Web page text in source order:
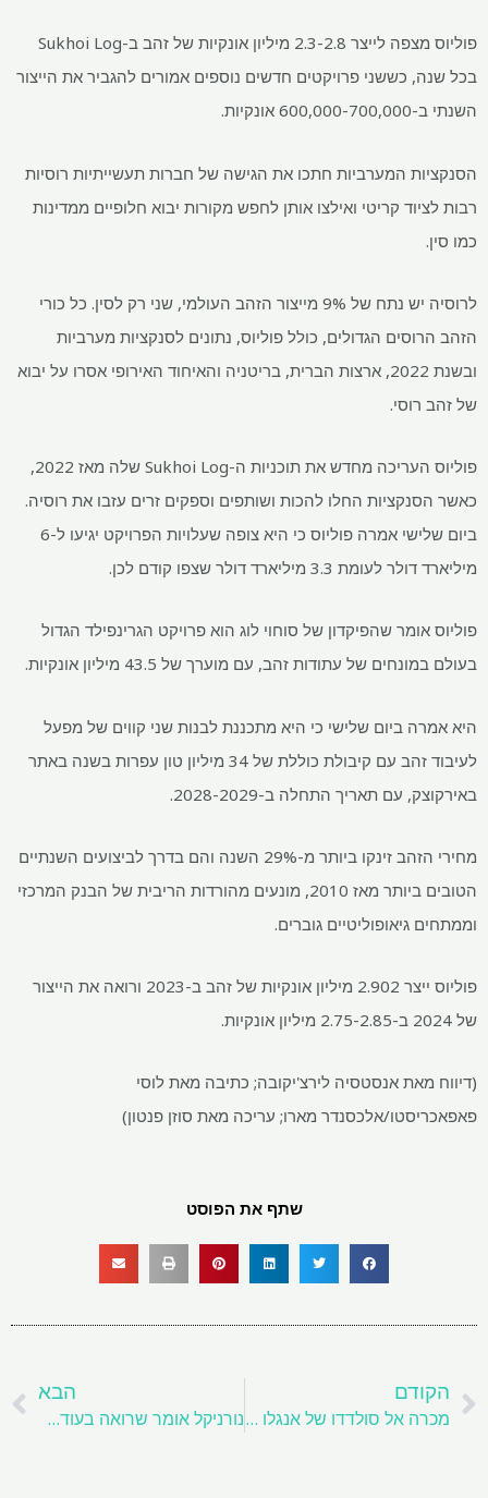
פוליוס מצפה לייצר 2.3-2.8 מיליון אונקיות של זהב ב-Sukhoi Log
בכל שנה, כששני פרויקטים חדשים נוספים אמורים להגביר את הייצור
השנתי ב-600,000-700,000 אונקיות.
הסנקציות המערביות חתכו את הגישה של חברות תעשייתיות רוסיות
רבות לציוד קריטי ואילצו אותן לחפש מקורות יבוא חלופיים ממדינות
כמו סין.
לרוסיה יש נתח של 9% מייצור הזהב העולמי, שני רק לסין. כל כורי
הזהב הרוסים הגדולים, כולל פוליוס, נתונים לסנקציות מערביות
ובשנת 2022, ארצות הברית, בריטניה והאיחוד האירופי אסרו על יבוא
של זהב רוסי.
פוליוס העריכה מחדש את תוכניות ה-Sukhoi Log שלה מאז 2022,
כאשר הסנקציות החלו להכות ושותפים וספקים זרים עזבו את רוסיה.
ביום שלישי אמרה פוליוס כי היא צופה שעלויות הפרויקט יגיעו ל-6
מיליארד דולר לעומת 3.3 מיליארד דולר שצפו קודם לכן.
פוליוס אומר שהפיקדון של סוחוי לוג הוא פרויקט הגרינפילד הגדול
בעולם במונחים של עתודות זהב, עם מוערך של 43.5 מיליון אונקיות.
היא אמרה ביום שלישי כי היא מתכננת לבנות שני קווים של מפעל
לעיבוד זהב עם קיבולת כוללת של 34 מיליון טון עפרות בשנה באתר
באירקוצק, עם תאריך התחלה ב-2028-2029.
מחירי הזהב זינקו ביותר מ-29% השנה והם בדרך לביצועים השנתיים
הטובים ביותר מאז 2010, מונעים מהורדות הריבית של הבנק המרכזי
וממתחים גיאופוליטיים גוברים.
פוליוס ייצר 2.902 מיליון אונקיות של זהב ב-2023 ורואה את הייצור
של 2024 ב-2.75-2.85 מיליון אונקיות.
(דיווח מאת אנסטסיה לירצ'יקובה; כתיבה מאת לוסי
פאפאכריסטו/אלכסנדר מארו; עריכה מאת סוזן פנטון)
שתף את הפוסט
קודם
הקודם
מכרה אל סולדדו של אנגלו אמריקן עומד בפני כתב אישום בגין הפרות סביבתיות בצ'ילה
הבא
נורניקל אומר שרואה בעודף ניקל עולמי של 150 קראט בשנים 2024-2025